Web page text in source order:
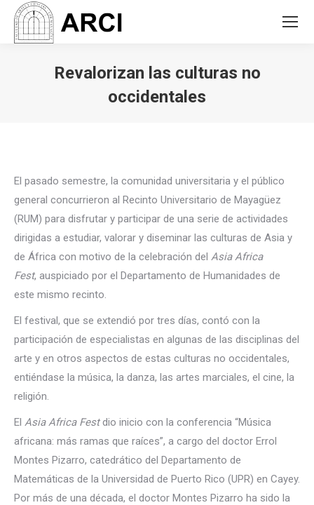
Revalorizan las culturas no
occidentales
El pasado semestre, la comunidad universitaria y el público
general concurrieron al Recinto Universitario de Mayagüez
(RUM) para disfrutar y participar de una serie de actividades
dirigidas a estudiar, valorar y diseminar las culturas de Asia y
de África con motivo de la celebración del Asia Africa
Fest, auspiciado por el Departamento de Humanidades de
este mismo recinto.
El festival, que se extendió por tres días, contó con la
participación de especialistas en algunas de las disciplinas del
arte y en otros aspectos de estas culturas no occidentales,
entiéndase la música, la danza, las artes marciales, el cine, la
religión.
El Asia Africa Festdio inicio con la conferencia “Música
africana: más ramas que raíces”, a cargo del doctor Errol
Montes Pizarro, catedrático del Departamento de
Matemáticas de la Universidad de Puerto Rico (UPR) en Cayey.
Por más de una década, el doctor Montes Pizarro ha sido la